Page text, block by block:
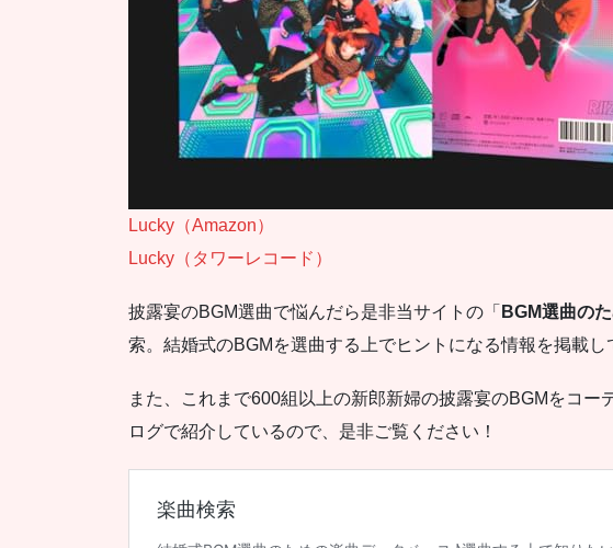
Lucky（Amazon）
Lucky（タワーレコード）
披露宴のBGM選曲で悩んだら是非当サイトの「 BGM選曲の
索。結婚式のBGMを選曲する上でヒントになる情報を掲載し
また、これまで600組以上の新郎新婦の披露宴のBGMをコ
ログで紹介しているので、是非ご覧ください！